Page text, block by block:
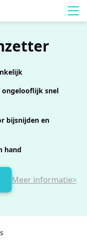
ongelooflijk snel
bijsnijden en
hand
Meer informatie>